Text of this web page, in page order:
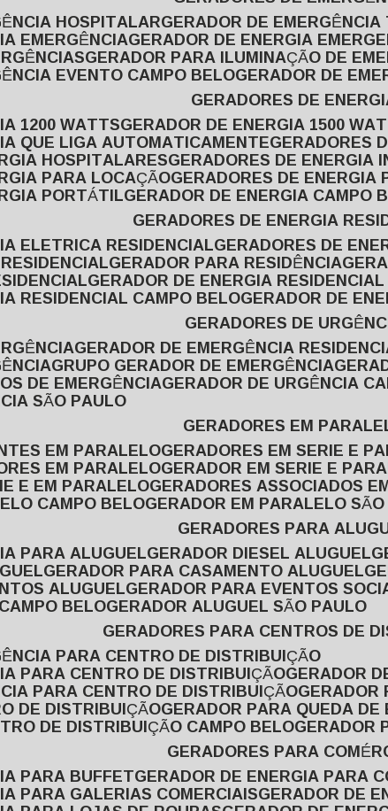
HOSPITALAR GERADOR DE
EMERGÊNCIA GERADOR DE ENERGIA
GERADOR PARA ILUMINAÇÃO DE
EVENTO CAMPO BELO GERADOR DE
GERADORES DE
1200 WATTS GERADOR DE ENERGIA 1500
QUE LIGA AUTOMATICAMENTE
HOSPITALARES GERADORES DE ENERGIA
PARA LOCAÇÃO GERADORES DE ENERGIA
PORTÁTIL GERADOR DE ENERGIA CAMPO
GERADORES DE ENERGIA
ELETRICA RESIDENCIAL GERADORES DE
GERADOR PARA RESIDÊNCIA
GERADOR DE ENERGIA
RESIDENCIAL CAMPO BELO GERADOR DE
GERADORES DE
GERADOR DE EMERGÊNCIA
GRUPO GERADOR DE EMERGÊNCIA
DE EMERGÊNCIA GERADOR DE URGÊNCIA
SÃO PAULO
GERADORES EM
EM PARALELO GERADORES EM SERIE E
EM PARALELO GERADOR EM SERIE E
E EM PARALELO GERADORES ASSOCIADOS
CAMPO BELO GERADOR EM PARALELO
GERADORES PARA
PARA ALUGUEL GERADOR DIESEL ALUGUEL
GERADOR PARA CASAMENTO ALUGUEL
ALUGUEL GERADOR PARA EVENTOS
BELO GERADOR ALUGUEL SÃO PAULO
GERADORES PARA CENTROS DE
PARA CENTRO DE DISTRIBUIÇÃO
PARA CENTRO DE DISTRIBUIÇÃO GERADOR
PARA CENTRO DE DISTRIBUIÇÃO
DE DISTRIBUIÇÃO GERADOR PARA QUEDA
DE DISTRIBUIÇÃO CAMPO BELO
GERADORES PARA
PARA BUFFET GERADOR DE ENERGIA PARA
PARA GALERIAS COMERCIAIS GERADOR DE